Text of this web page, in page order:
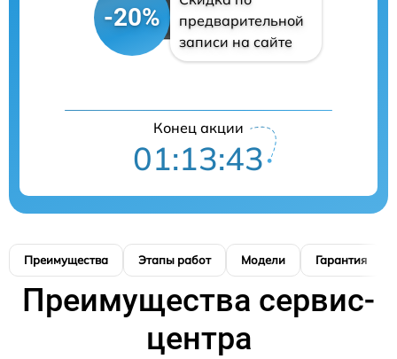
-20%
предварительной
записи на сайте
Конец акции
01:13:42
Преимущества Этапы работ Модели Гарантия
Преимущества сервис-
центра